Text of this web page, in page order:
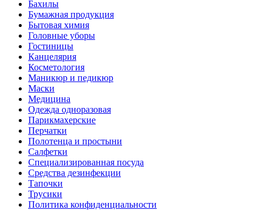
Бахилы
Бумажная продукция
Бытовая химия
Головные уборы
Гостиницы
Канцелярия
Косметология
Маникюр и педикюр
Маски
Медицина
Одежда одноразовая
Парикмахерские
Перчатки
Полотенца и простыни
Салфетки
Специализированная посуда
Средства дезинфекции
Тапочки
Трусики
Политика конфиденциальности